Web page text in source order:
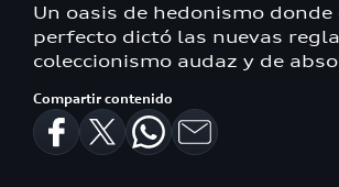
Un oasis de hedonismo
perfecto dictó las nuevas
coleccionismo audaz y de
Compartir contenido